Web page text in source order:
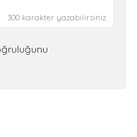
300 karakter yazabilirsiniz.